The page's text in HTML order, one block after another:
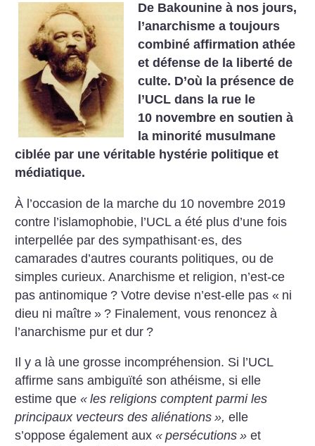
De Bakounine à nos jours,
l’anarchisme a toujours
combiné affirmation athée
et défense de la liberté de
culte. D’où la présence de
l’UCL dans la rue le
10 novembre en soutien à
la minorité musulmane
ciblée par une véritable hystérie politique et
médiatique.
À l’occasion de la marche du 10 novembre 2019
contre l’islamophobie, l’UCL a été plus d’une fois
interpellée par des sympathisant·es, des
camarades d’autres courants politiques, ou de
simples curieux. Anarchisme et religion, n’est-ce
pas antinomique ? Votre devise n’est-elle pas « ni
dieu ni maître » ? Finalement, vous renoncez à
l’anarchisme pur et dur ?
Il y a là une grosse incompréhension. Si l’UCL
affirme sans ambiguïté son athéisme, si elle
estime que« les religions comptent parmi les
principaux vecteurs des aliénations », elle
s’oppose également aux« persécutions » et